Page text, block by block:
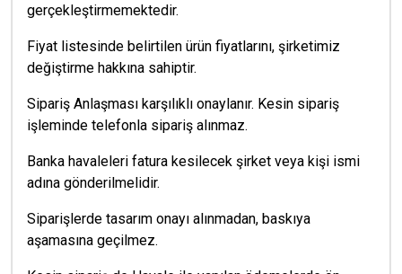
gerçekleştirmemektedir.
Fiyat listesinde belirtilen ürün fiyatlarını, şirketimiz
değiştirme hakkına sahiptir.
Sipariş Anlaşması karşılıklı onaylanır. Kesin sipariş
işleminde telefonla sipariş alınmaz.
Banka havaleleri fatura kesilecek şirket veya kişi ismi
adına gönderilmelidir.
Siparişlerde tasarım onayı alınmadan, baskıya
aşamasına geçilmez.